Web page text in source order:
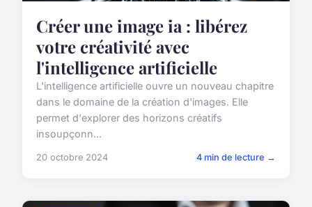
Créer une image ia : libérez
votre créativité avec
l'intelligence artificielle
L'intelligence artificielle ouvre un nouveau chapitre
dans le domaine de la création d'images. Elle
permet d'explorer des horizons créatifs
insoupçonn...
20 octobre 2024 4 min de lecture →